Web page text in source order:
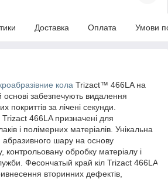
Доставка Оплата Умови
кола Trizact™ 466LA на
основі забезпечують видалення
покриттів за лічені секунди.
Trizact 466LA призначені для
і полімерних матеріалів. Унікальна
абразивного шару на основу
контрольовану обробку матеріалу і
Фесончатый край кіл Trizact 466LA
вторинних дефектів,